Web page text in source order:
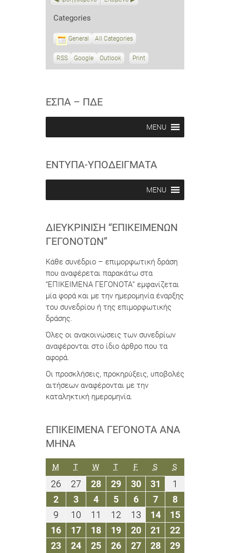
Categories
General All Categories
RSS
S
r
Google
S
r
Outlook Print
ΕΣΠΑ – ΠΔΕ
MENU
ΕΝΤΥΠΑ-ΥΠΟΔΕΙΓΜΑΤΑ
MENU
ΔΙΕΥΚΡΊΝΙΣΗ “ΕΠΙΚΕΊΜΕΝΩΝ
ΓΕΓΟΝΌΤΩΝ”
Κάθε συνέδριο – επιμορφωτική δράση
που αναφέρεται παρακάτω στα
“ΕΠΙΚΕΙΜΕΝΑ ΓΕΓΟΝΟΤΑ” εμφανίζεται
μία φορά και με την ημερομηνία έναρξης
του συνεδρίου ή της επιμορφωτικής
δράσης.
Όλες οι ανακοινώσεις των συνεδρίων
αναφέρονται στο ίδιο άρθρο που τα
αφορά.
Οι προσκλήσεις, προκηρύξεις, υποβολές
αιτήσεων αναφέρονται με την
καταληκτική ημερομηνία.
ΕΠΙΚΕΊΜΕΝΑ ΓΕΓΟΝΌΤΑ ΑΝΆ
ΜΉΝΑ
M ΔΕΥΤΈΡΑ
TΤΡΊΤΗ
WΤΕΤΆΡΤΗ
TΠΈΜΠΤΗ
FΠΑΡΑΣΚΕΥΉ
SΣΆΒΒΑΤΟ
SΚΥΡΙΑΚΉ
26
Αυγούστου
2019
27
Αυγούστου
2019
2828
Αυγούστου
2019
2929
Αυγούστου
2019
3030
Αυγούστου
2019
31
Αυγούστου
2019
1
2019
22
Σεπτεμβρίου
2019
33
Σεπτεμβρίου
2019
44
Σεπτεμβρίου
2019
55
Σεπτεμβρίου
2019
66
Σεπτεμβρίου
2019
77
Σεπτεμβρίου
2019
88
2019
9
Σεπτεμβρίου
2019
10
Σεπτεμβρίου
2019
11
Σεπτεμβρίου
2019
12
Σεπτεμβρίου
2019
1313
Σεπτεμβρίου
2019
1414
Σεπτεμβρίου
2019
1515
2019
1616
Σεπτεμβρίου
1717
Σεπτεμβρίου
1818
Σεπτεμβρίου
1919
Σεπτεμβρίου
2020
Σεπτεμβρίου
21 21
Σεπτεμβρίου
2222
2323 2424 2525 2626 272728282929